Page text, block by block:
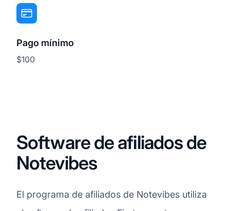
Pago mínimo
$100
Software de afiliados de
Notevibes
El programa de afiliados de Notevibes utiliza